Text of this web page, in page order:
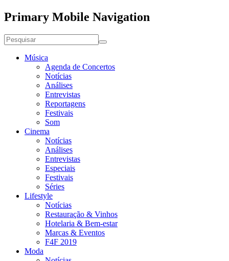
Primary Mobile Navigation
Música
Agenda de Concertos
Notícias
Análises
Entrevistas
Reportagens
Festivais
Som
Cinema
Notícias
Análises
Entrevistas
Especiais
Festivais
Séries
Lifestyle
Notícias
Restauração & Vinhos
Hotelaria & Bem-estar
Marcas & Eventos
F4F 2019
Moda